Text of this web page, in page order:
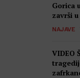
Gorica
završi
NAJAVE
VIDEO